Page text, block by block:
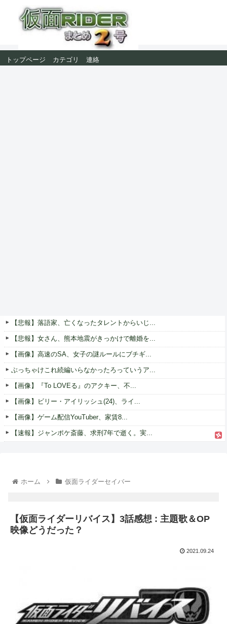
トップページ カテゴリ 連絡
【悲報】落語家、亡くなったタレントからいじ...
【悲報】女さん、熊本地震がきっかけで離婚を...
【画像】高速のSA、女子の謎ルールにブチギ...
ぶっちゃけこれ続編いらなかったろっていうア...
【画像】『To LOVEる』のアクキー、不...
【画像】ビリー・アイリッシュ(24)、ライ...
【画像】ゲーム配信YouTuber、家賃8...
【速報】ジャンポケ斎藤、求刑7年で逝く。実...
ホーム 仮面ライダーセイバー
【仮面ライダーリバイス】3話感想 : 主題歌＆OP
映像どうだった？
2021.09.24